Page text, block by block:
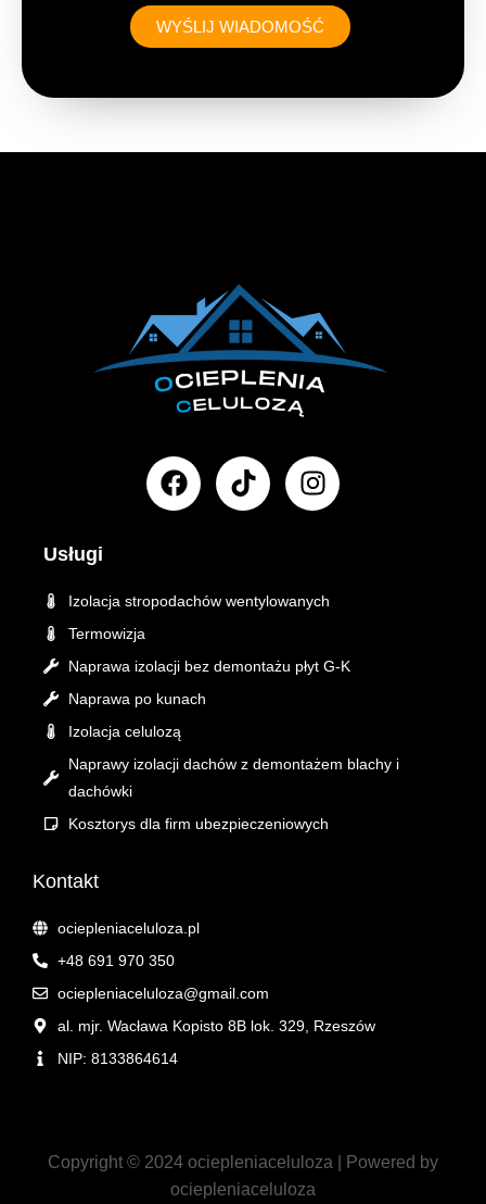
WYŚLIJ WIADOMOŚĆ
F
a
o
k
T
i
k
I
n
g
a
Usługi
Izolacja stropodachów wentylowanych
Termowizja
Naprawa izolacji bez demontażu płyt G-K
Naprawa po kunach
Izolacja celulozą
Naprawy izolacji dachów z demontażem blachy i
dachówki
Kosztorys dla firm ubezpieczeniowych
Kontakt
ociepleniaceluloza.pl
+48 691 970 350
ociepleniaceluloza@gmail.com
al. mjr. Wacława Kopisto 8B lok. 329, Rzeszów
NIP: 8133864614
Copyright © 2024 ociepleniaceluloza | Powered by
ociepleniaceluloza